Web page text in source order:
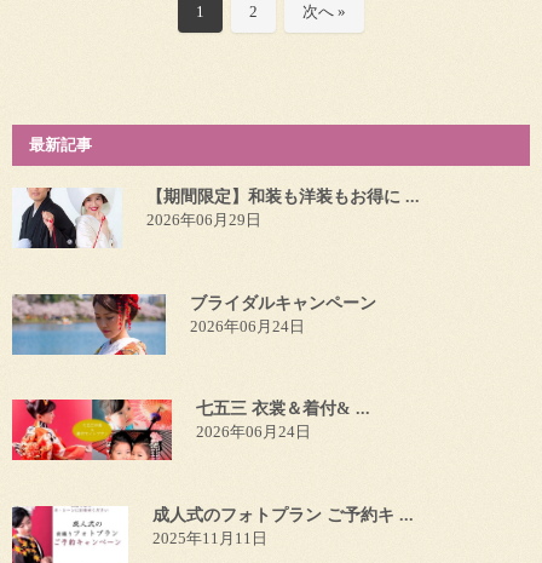
1 2 次へ »
最新記事
【期間限定】和装も洋装もお得に ...
2026年06月29日
ブライダルキャンペーン
2026年06月24日
七五三 衣裳＆着付& ...
2026年06月24日
成人式のフォトプラン ご予約キ ...
2025年11月11日